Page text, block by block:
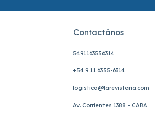
Contactános
5491163556314
+54 9 11 6355-6314
logistica@larevisteria.com
Av. Corrientes 1388 - CABA